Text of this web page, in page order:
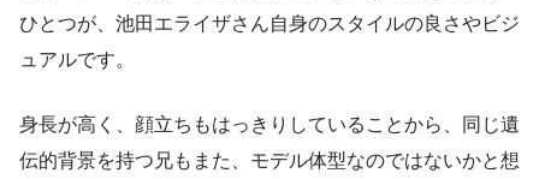
ひとつが、池田エライザさん自身のスタイルの良さやビジ
ュアルです。
身長が高く、顔立ちもはっきりしていることから、同じ遺
伝的背景を持つ兄もまた、モデル体型なのではないかと想